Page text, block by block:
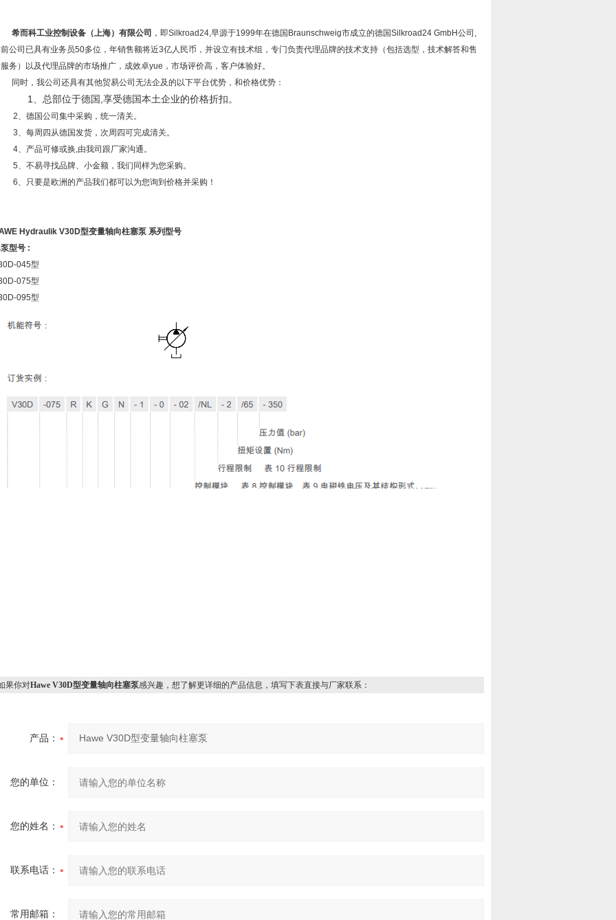
希而科工业控制设备（上海）有限公司 ，即Silkroad24,早源于1999年在德国 Braunschweig市成立的德国Silkroad24 GmbH公司 ,
公司已具有业务员50多位，年销售额将近3亿人民币，并设立有技术组，专门负责代理品牌的技术支持（包括选型，技术解答和售
务）以及代理品牌的市场推广，成效卓yue，市场评价高，客户体验好。
同时，我公司还具有其他贸易公司无法企及的以下平台优势，和价格优势：
1 、总部位于德国 享受德国本土企业的价格折扣。
、德国公司集中采购，统一清关。
、每周四从德国发货，次周四可完成清关。
、产品可修或换,由我司跟厂家沟通。
、不易寻找品牌、小金额，我们同样为您采购。
、只要是欧洲的产品我们都可以为您询到价格并采购！
Hydraulik V30D型变量轴向柱塞泵 系列型号
型号 :
045型
075型
095型
你对Hawe V30D型变量轴向柱塞泵感兴趣，想了解更详细的产品信息，填写下表直接与厂家联系：
产品：
您的单位：
您的姓名：
联系电话：
常用邮箱：